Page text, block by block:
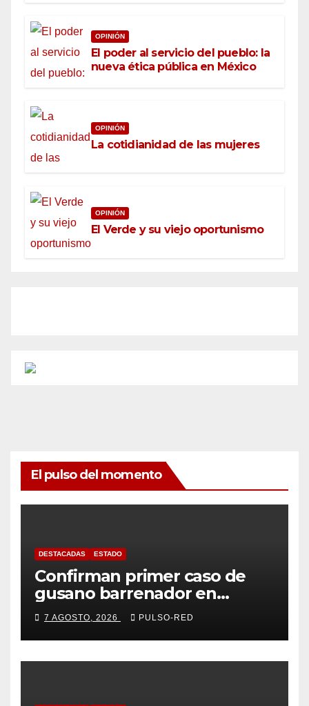
OPINIÓN
El poder al servicio del pueblo: la
nueva ética pública en México
OPINIÓN
La cotidianidad de las mujeres
OPINIÓN
El Verde y su viejo oportunismo
El pulso del momento
DESTACADAS ESTADO
Confirman primer caso de
gusano barrenador en
humano en Tlaxcala
7 AGOSTO, 2026 PULSO-RED